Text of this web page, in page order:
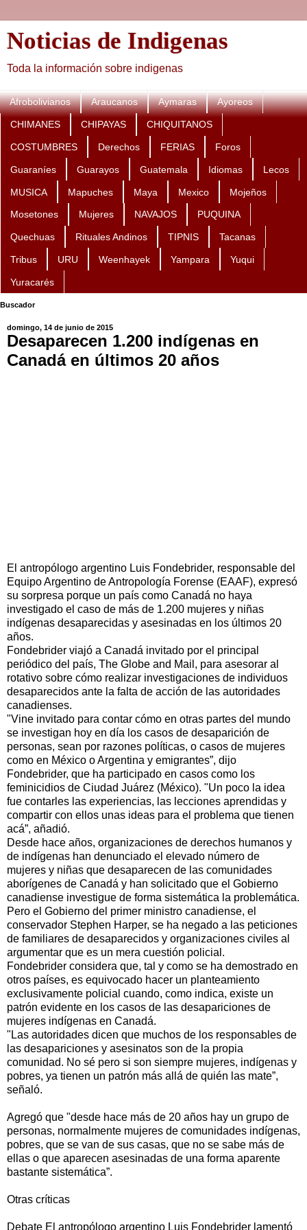
Noticias de Indigenas
Toda la información sobre indigenas
Afrobolivianos Araucanos Aymaras Ayoreos
CHIMANES CHIPAYAS CHIQUITANOS
COSTUMBRES Derechos FERIAS Foros
Guaraníes Guarayos Guatemala Idiomas Lecos
MUSICA Mapuches Maya Mexico Mojeños
Mosetones Mujeres NAVAJOS PUQUINA
Quechuas Rituales Andinos TIPNIS Tacanas
Tribus URU Weenhayek Yampara Yuqui
Yuracarés
Buscador
domingo, 14 de junio de 2015
Desaparecen 1.200 indígenas en
Canadá en últimos 20 años
El antropólogo argentino Luis Fondebrider, responsable del
Equipo Argentino de Antropología Forense (EAAF), expresó
su sorpresa porque un país como Canadá no haya
investigado el caso de más de 1.200 mujeres y niñas
indígenas desaparecidas y asesinadas en los últimos 20
años.
Fondebrider viajó a Canadá invitado por el principal
periódico del país, The Globe and Mail, para asesorar al
rotativo sobre cómo realizar investigaciones de individuos
desaparecidos ante la falta de acción de las autoridades
canadienses.
"Vine invitado para contar cómo en otras partes del mundo
se investigan hoy en día los casos de desaparición de
personas, sean por razones políticas, o casos de mujeres
como en México o Argentina y emigrantes”, dijo
Fondebrider, que ha participado en casos como los
feminicidios de Ciudad Juárez (México). "Un poco la idea
fue contarles las experiencias, las lecciones aprendidas y
compartir con ellos unas ideas para el problema que tienen
acá”, añadió.
Desde hace años, organizaciones de derechos humanos y
de indígenas han denunciado el elevado número de
mujeres y niñas que desaparecen de las comunidades
aborígenes de Canadá y han solicitado que el Gobierno
canadiense investigue de forma sistemática la problemática.
Pero el Gobierno del primer ministro canadiense, el
conservador Stephen Harper, se ha negado a las peticiones
de familiares de desaparecidos y organizaciones civiles al
argumentar que es un mera cuestión policial.
Fondebrider considera que, tal y como se ha demostrado en
otros países, es equivocado hacer un planteamiento
exclusivamente policial cuando, como indica, existe un
patrón evidente en los casos de las desapariciones de
mujeres indígenas en Canadá.
"Las autoridades dicen que muchos de los responsables de
las desapariciones y asesinatos son de la propia
comunidad. No sé pero si son siempre mujeres, indígenas y
pobres, ya tienen un patrón más allá de quién las mate”,
señaló.
Agregó que "desde hace más de 20 años hay un grupo de
personas, normalmente mujeres de comunidades indígenas,
pobres, que se van de sus casas, que no se sabe más de
ellas o que aparecen asesinadas de una forma aparente
bastante sistemática”.
Otras críticas
Debate El antropólogo argentino Luis Fondebrider lamentó